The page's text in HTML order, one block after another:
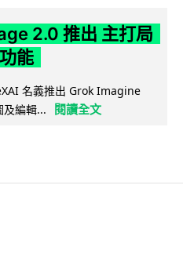
2.0 推出 主打局
能
名義推出 Grok Imagine
編輯...
閱讀全文